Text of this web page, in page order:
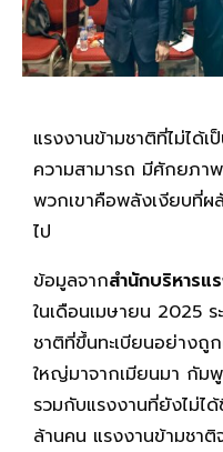
แรงงานข้ามชาติที่ไม่ได้
ความสามารถ มีศักยภาพ
พวกเขาคือพลังเงียบที่ผ
ไป
ข้อมูลจากสำนักบริหารแ
ในเดือนเมษายน 2025 ร
ชาติที่ขึ้นทะเบียนอย่าง
ใหญ่มาจากเมียนมา กัม
รวมกับแรงงานที่ยังไม่ไ
ล้านคน แรงงานข้ามชา